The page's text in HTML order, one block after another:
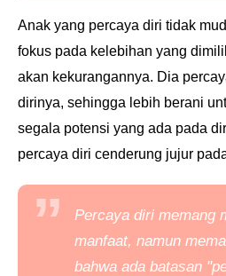
Anak yang percaya diri tidak
fokus pada kelebihan yang
akan kekurangannya. Dia
dirinya, sehingga lebih berani
segala potensi yang ada pada
percaya diri cenderung jujur
Percaya diri memang
manfaat, namun
bahwa ada batasan